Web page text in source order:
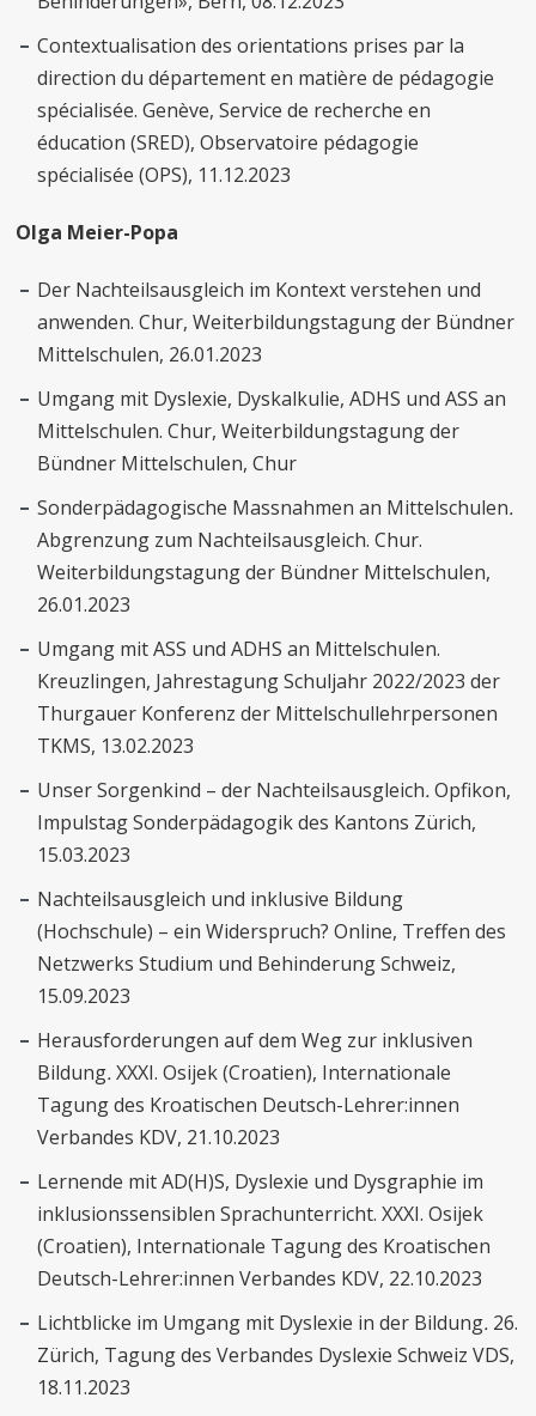
Contextualisation des orientations prises par la
direction du département en matière de pédagogie
spécialisée. Genève, Service de recherche en
éducation (SRED), Observatoire pédagogie
spécialisée (OPS), 11.12.2023
Olga Meier-Popa
Der Nachteilsausgleich im Kontext verstehen und
anwenden. Chur, Weiterbildungstagung der Bündner
Mittelschulen, 26.01.2023
Umgang mit Dyslexie, Dyskalkulie, ADHS und ASS an
Mittelschulen. Chur, Weiterbildungstagung der
Bündner Mittelschulen, Chur
Sonderpädagogische Massnahmen an Mittelschulen.
Abgrenzung zum Nachteilsausgleich. Chur.
Weiterbildungstagung der Bündner Mittelschulen,
26.01.2023
Umgang mit ASS und ADHS an Mittelschulen.
Kreuzlingen, Jahrestagung Schuljahr 2022/2023 der
Thurgauer Konferenz der Mittelschullehrpersonen
TKMS, 13.02.2023
Unser Sorgenkind – der Nachteilsausgleich.Opfikon,
Impulstag Sonderpädagogik des Kantons Zürich,
15.03.2023
Nachteilsausgleich und inklusive Bildung
(Hochschule) – ein Widerspruch? Online, Treffen des
Netzwerks Studium und Behinderung Schweiz,
15.09.2023
Herausforderungen auf dem Weg zur inklusiven
Bildung.XXXI. Osijek (Croatien), Internationale
Tagung des Kroatischen Deutsch-Lehrer:innen
Verbandes KDV, 21.10.2023
Lernende mit AD(H)S, Dyslexie und Dysgraphie im
inklusionssensiblen Sprachunterricht. XXXI. Osijek
(Croatien), Internationale Tagung des Kroatischen
Deutsch-Lehrer:innen Verbandes KDV, 22.10.2023
Lichtblicke im Umgang mit Dyslexie in der Bildung. 26.
Zürich, Tagung des Verbandes Dyslexie Schweiz VDS,
18.11.2023